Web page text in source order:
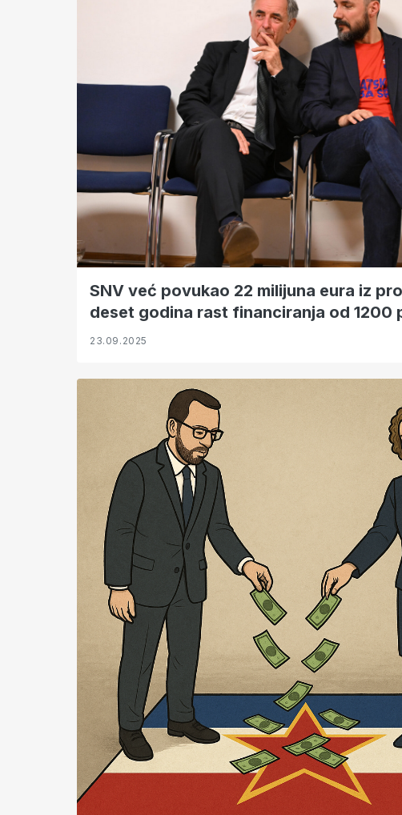
SNV već povukao 22 milijuna eura iz
deset godina rast financiranja od 1200
23.09.2025